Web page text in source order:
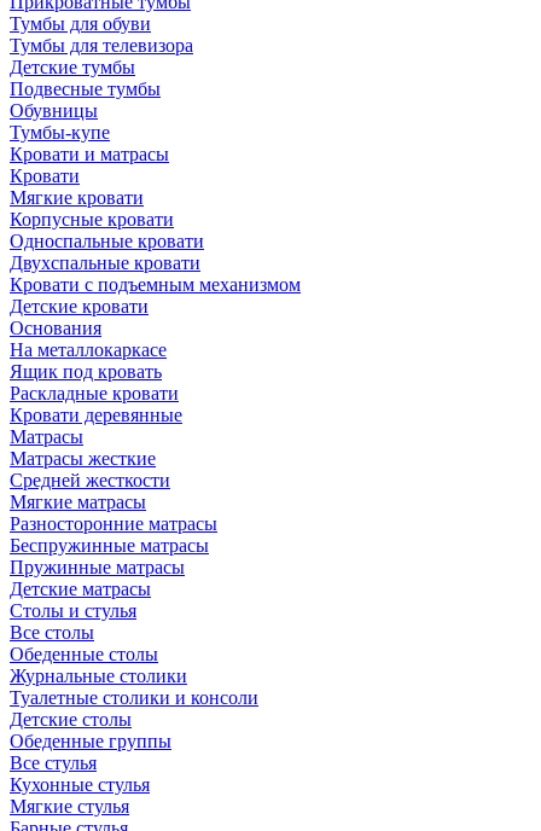
Тумбы для обуви
Тумбы для телевизора
Детские тумбы
Подвесные тумбы
Обувницы
Тумбы-купе
Кровати и матрасы
Кровати
Мягкие кровати
Корпусные кровати
Односпальные кровати
Двухспальные кровати
Кровати с подъемным механизмом
Детские кровати
Основания
На металлокаркасе
Ящик под кровать
Раскладные кровати
Кровати деревянные
Матрасы
Матрасы жесткие
Средней жесткости
Мягкие матрасы
Разносторонние матрасы
Беспружинные матрасы
Пружинные матрасы
Детские матрасы
Столы и стулья
Все столы
Обеденные столы
Журнальные столики
Туалетные столики и консоли
Детские столы
Обеденные группы
Все стулья
Кухонные стулья
Мягкие стулья